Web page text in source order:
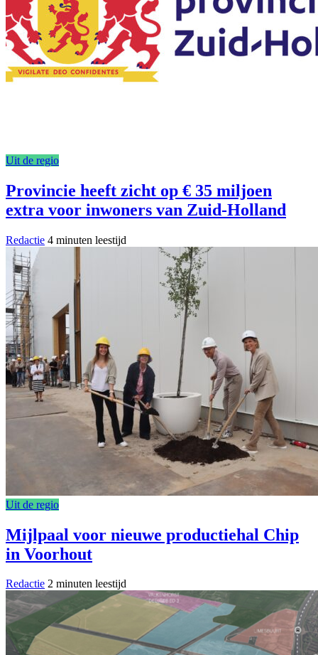
Uit de regio
Provincie heeft zicht op € 35 miljoen
extra voor inwoners van Zuid-Holland
Redactie 4 minuten leestijd
Uit de regio
Mijlpaal voor nieuwe productiehal Chip
in Voorhout
Redactie 2 minuten leestijd